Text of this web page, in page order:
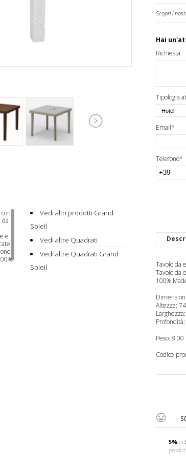
da
e
Vedi altri prodotti Grand
Soleil
Vedi altre Quadrati
Vedi altre Quadrati Grand
Soleil
Scopri i
Hai
Richiesta
Tipologia
Email*
Telefono*
Tavolo da
Tavolo da
100%
Dimensioni
Altezza:
Peso: 8.00
Codice
5%di